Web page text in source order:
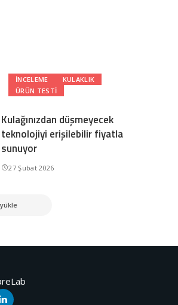
INCELEME
KULAKLIK
ÜRÜN TESTI
Kulağınızdan düşmeyecek
teknolojiyi erişilebilir fiyatla
sunuyor
27 Şubat 2026
yükle